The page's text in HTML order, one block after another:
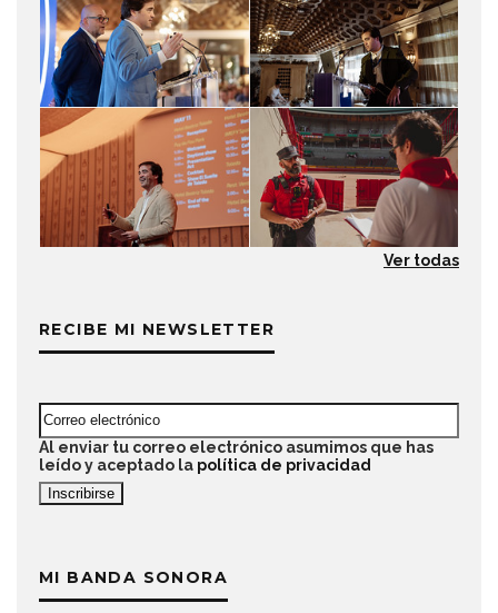
Ver todas
RECIBE MI NEWSLETTER
Al enviar tu correo electrónico asumimos que has
leído y aceptado la política de privacidad
MI BANDA SONORA